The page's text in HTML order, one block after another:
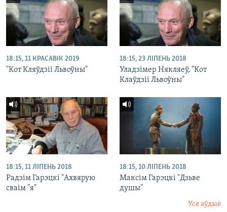
18:15, 11 КРАСАВІК 2019
"Кот Кляўдзіі Львоўны"
18:15, 23 ЛІПЕНЬ 2018
Уладзімер Някляеў, "Кот
Клаўдзіі Львоўны"
18:15, 11 ЛІПЕНЬ 2018
Радзім Гарэцкі "Ахвярую
сваім "я"
18:15, 10 ЛІПЕНЬ 2018
Максім Гарэцкі "Дзьве
душы"
Усе аўдыё